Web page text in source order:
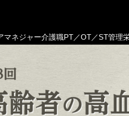
マネジャー介護職PT／OT／ST管理